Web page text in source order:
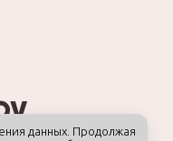
данных. Продолжая